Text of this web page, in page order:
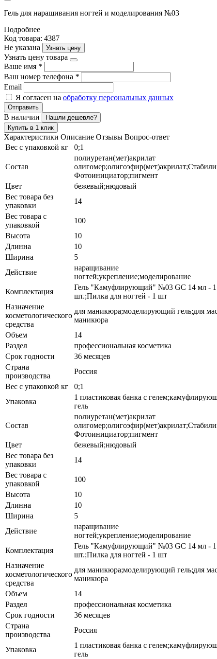
Гель для наращивания ногтей и моделирования №03
Подробнее
Код товара: 4387
Не указана
Узнать цену
Узнать цену товара
Ваше имя *
Ваш номер телефона *
Email
Я согласен на обработку персональных данных
Отправить
В наличии
Нашли дешевле?
Купить в 1 клик
Характеристики Описание Отзывы Вопрос-ответ
Вес с упаковкой кг
0;1
Состав
полиуретан(мет)акрилат
Фотоинициатор;пигмент
Цвет
бежевый;нюдовый
Вес товара без
упаковки
14
Вес товара с
упаковкой
100
Высота
10
Длинна
10
Ширина
5
Действие
наращивание
ногтей;укрепление;моделирование
Комплектация
Гель "Камуфлирующий" №03 GC 14 мл - 1
шт.;Пилка для ногтей - 1 шт
Назначение
косметологического
средства
для маникюра;моделирующий гель;для
маникюра
Объем
14
Раздел
профессиональная косметика
Срок годности
36 месяцев
Страна
производства
Россия
Вес с упаковкой кг
0;1
Упаковка
1 пластиковая банка с
гель
Состав
полиуретан(мет)акрилат
Фотоинициатор;пигмент
Цвет
бежевый;нюдовый
Вес товара без
упаковки
14
Вес товара с
упаковкой
100
Высота
10
Длинна
10
Ширина
5
Действие
наращивание
ногтей;укрепление;моделирование
Комплектация
Гель "Камуфлирующий" №03 GC 14 мл - 1
шт.;Пилка для ногтей - 1 шт
Назначение
косметологического
средства
для маникюра;моделирующий гель;для
маникюра
Объем
14
Раздел
профессиональная косметика
Срок годности
36 месяцев
Страна
производства
Россия
Упаковка
1 пластиковая банка с
гель